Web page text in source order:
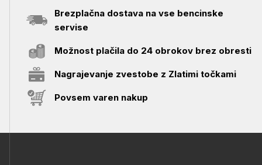
Brezplačna dostava na vse bencinske
servise
Možnost plačila do 24 obrokov brez obresti
Nagrajevanje zvestobe z Zlatimi točkami
Povsem varen nakup